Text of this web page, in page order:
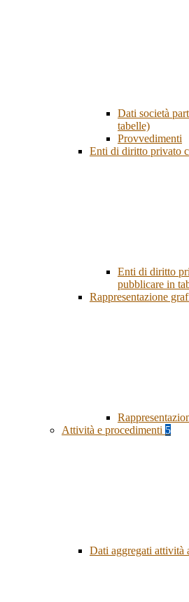
Dati società
tabelle)
Provvedimenti
Enti di diritto privato
Enti di diritto
pubblicare in
Rappresentazione
Attività e procedimenti 5
Dati aggregati attività